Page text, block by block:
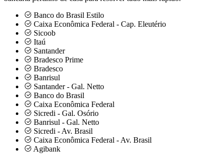
Banco do Brasil Estilo
Caixa Econômica Federal - Cap. Eleutério
Sicoob
Itaú
Santander
Bradesco Prime
Bradesco
Banrisul
Santander - Gal. Netto
Banco do Brasil
Caixa Econômica Federal
Sicredi - Gal. Osório
Banrisul - Gal. Netto
Sicredi - Av. Brasil
Caixa Econômica Federal - Av. Brasil
Agibank